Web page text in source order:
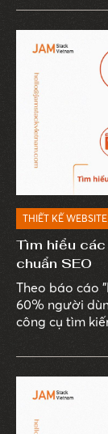
tìm kiếm, và
sử dụng dữ
chiến dịch
THIẾT KẾ WEBSITE
Tìm hiểu
chuẩn SEO
Theo báo cáo
60% người
công cụ tìm